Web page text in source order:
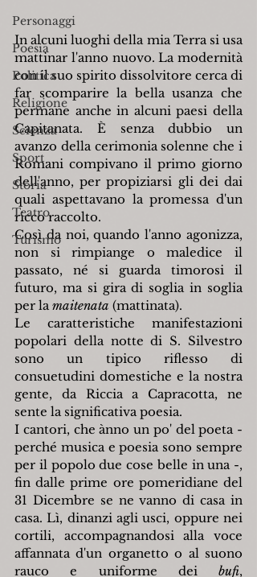
Personaggi
Poesia
Politica
Religione
Scienza
Sport
Storia
Teatro
Turismo
In alcuni luoghi della mia Terra si usa
mattinar l'anno nuovo. La modernità
con il suo spirito dissolvitore cerca di
far scomparire la bella usanza che
permane anche in alcuni paesi della
Capitanata. È senza dubbio un
avanzo della cerimonia solenne che i
Romani compivano il primo giorno
dell'anno, per propiziarsi gli dei dai
quali aspettavano la promessa d'un
ricco raccolto.
Così da noi, quando l'anno agonizza,
non si rimpiange o maledice il
passato, né si guarda timorosi il
futuro, ma si gira di soglia in soglia
per la maitenata (mattinata).
Le caratteristiche manifestazioni
popolari della notte di S. Silvestro
sono un tipico riflesso di
consuetudini domestiche e la nostra
gente, da Riccia a Capracotta, ne
sente la significativa poesia.
I cantori, che ànno un po' del poeta -
perché musica e poesia sono sempre
per il popolo due cose belle in una -,
fin dalle prime ore pomeridiane del
31 Dicembre se ne vanno di casa in
casa. Lì, dinanzi agli usci, oppure nei
cortili, accompagnandosi alla voce
affannata d'un organetto o al suono
rauco e uniforme dei bufi